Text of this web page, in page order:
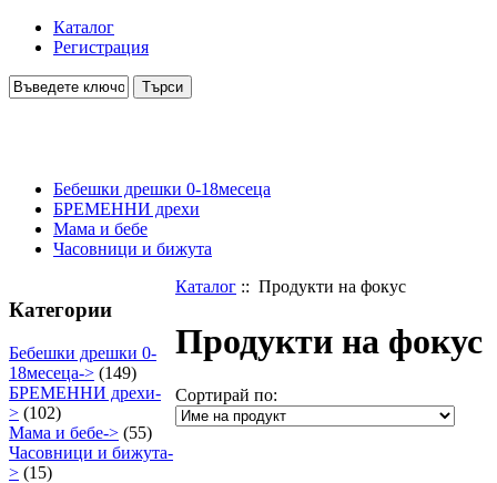
Каталог
Регистрация
Бебешки дрешки 0-18месеца
БРЕМЕННИ дрехи
Мама и бебе
Часовници и бижута
Категории
Бебешки дрешки 0-
18месеца-> (149)
БРЕМЕННИ дрехи-
> (102)
Мама и бебе-> (55)
Часовници и бижута-
> (15)
Каталог :: Продукти на фокус
Продукти на фокус
Сортирай по: